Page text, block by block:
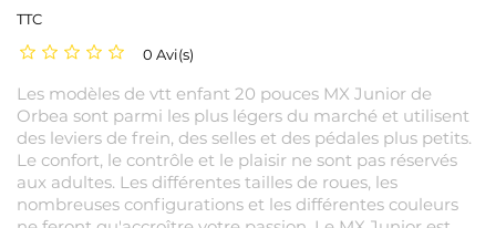
TTC
0 Avi(s)
Les modèles de vtt enfant 20 pouces MX Junior de
Orbea sont parmi les plus légers du marché et utilisent
des leviers de frein, des selles et des pédales plus petits.
Le confort, le contrôle et le plaisir ne sont pas réservés
aux adultes. Les différentes tailles de roues, les
nombreuses configurations et les différentes couleurs